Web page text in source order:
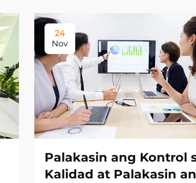
24
Nov
Palakasin ang Kontrol
Kalidad at Palakasin